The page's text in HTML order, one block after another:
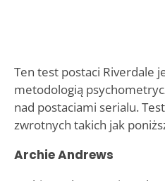
Ten test postaci Riverdale
metodologią
nad postaciami serialu.
zwrotnych takich jak
Archie Andrews